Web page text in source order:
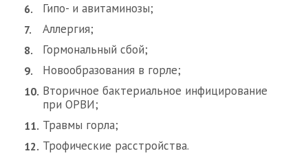
Гипо- и авитаминозы;
Аллергия;
Гормональный сбой;
Новообразования в горле;
Вторичное бактериальное инфицирование
при ОРВИ;
Травмы горла;
Трофические расстройства.